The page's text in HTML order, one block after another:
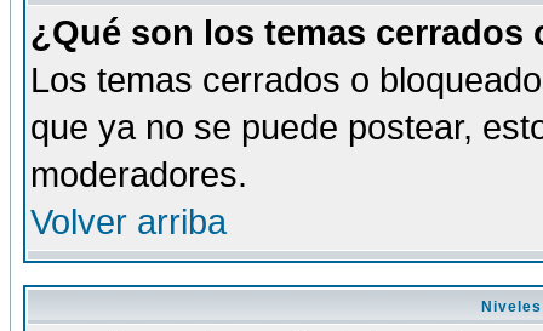
¿Qué son los temas cerrados
Los temas cerrados o
que ya no se puede postear,
moderadores.
Volver arriba